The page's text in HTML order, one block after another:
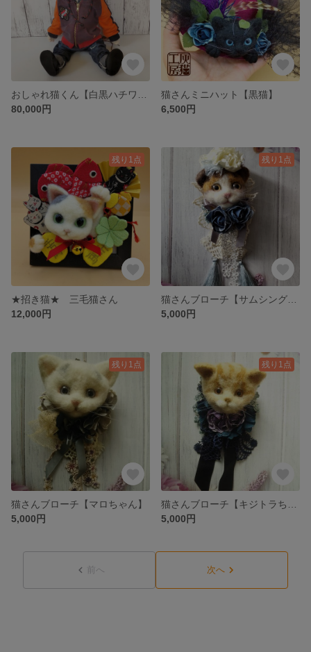
80,000円
猫さんミニハット【黒猫】
6,500円
残り1点
★招き猫★ 三毛猫さん
12,000円
残り1点
5,000円
残り1点
猫さんブローチ【マロちゃん】
5,000円
残り1点
5,000円
前へ 次へ